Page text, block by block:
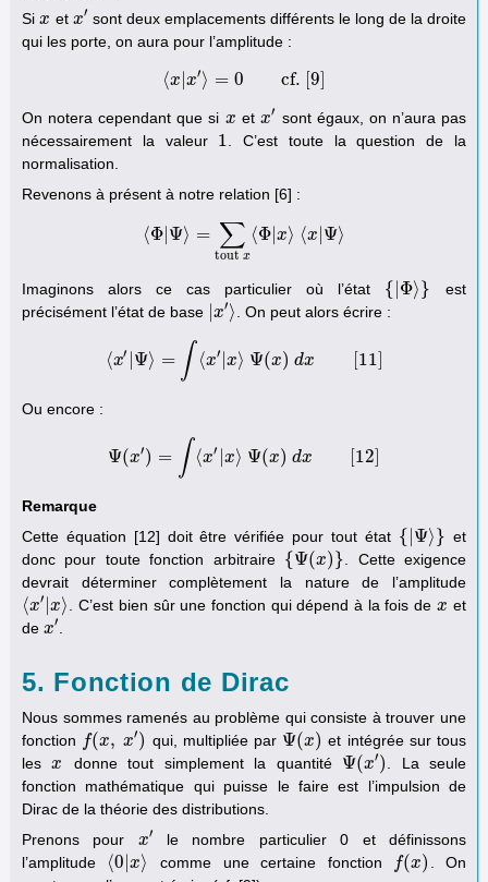
Six
x et x′
x′ sont deux emplacements différents le long de la droite
qui les porte, on aura pour l’amplitude :
⟨x|x′⟩ = 0 cf. [9]
⟨x |x′⟩ =0 9]
On notera cependant que si x
x etx′
x′ sont égaux, on n’aura pas
nécessairement la valeur 1
1 . C’est toute la question de la
normalisation.
Revenons à présent à notre relation [6] :
⟨Φ|Ψ⟩ = ∑
tout x
⟨Φ|x⟩ ⟨x|Ψ⟩
⟨Φ|Ψ ⟩=∑ tout x⟨Φ |x⟩ x|Ψ⟩
Imaginons alors ce cas particulier où l’état {|Φ⟩}
{ Φ⟩}
est
précisément l’état de base |x′⟩
x′⟩ . On peut alors écrire :
⟨x′ |Ψ⟩ = ∫ ⟨x′ |x⟩ Ψ(x) dx [11]
⟨x′ Ψ =∫⟨x ′|x⟩ Ψ(x) dx[11
Ou encore :
Ψ(x′) = ∫ ⟨x′ |x⟩ Ψ(x) dx [12]
Ψ x′ =∫⟨x ′|x⟩ Ψ(x) dx[12
Remarque
Cette équation [12] doit être vérifiée pour tout état {|Ψ⟩}
{| Ψ⟩}
et
donc pour toute fonction arbitraire {Ψ(x)}
{ Ψ(x)}
. Cette exigence
devrait déterminer complètement la nature de l’amplitude
⟨x′ |x⟩
⟨x′|x ⟩ . C’est bien sûr une fonction qui dépend à la fois de x
x et
de x′
x′
5. Fonction de Dirac
Nous sommes ramenés au problème qui consiste à trouver une
fonction f(x, x′)
f(x, x ) qui, multipliée par Ψ(x)
Ψ(x)
et intégrée sur tous
lesx
x donne tout simplement la quantité Ψ(x′)
Ψ(x′)
. La seule
fonction mathématique qui puisse le faire est l’impulsion de
Dirac de la théorie des distributions.
Prenons pour x′
x′
le nombre particulier 0 et définissons
l’amplitude ⟨0|x⟩
⟨0| x⟩ comme une certaine fonction f(x)
f(x)
. On